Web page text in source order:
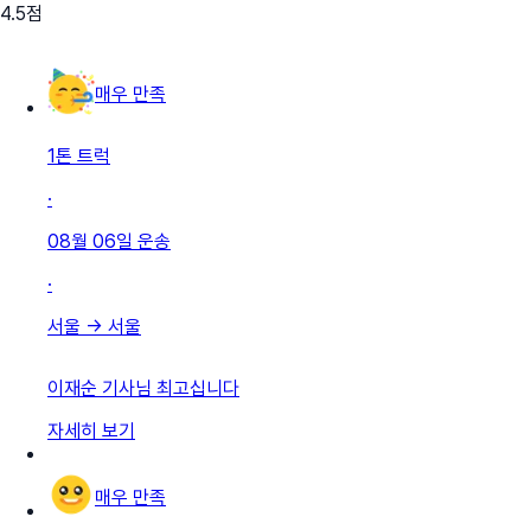
4.5점
매우 만족
1톤 트럭
·
08월 06일 운송
·
서울 → 서울
이재순 기사님 최고십니다
자세히 보기
매우 만족